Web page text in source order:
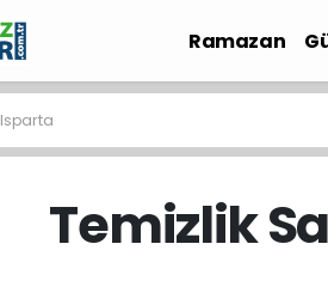
Ramazan
Isparta
Temizlik